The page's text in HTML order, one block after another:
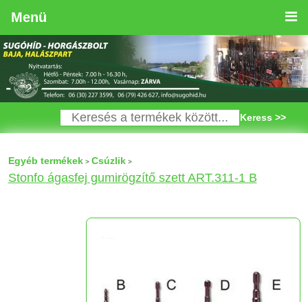
Menü
Keress >>
Egyéb termékek> Csúzlik>
Stonfo ágasfej gumirögzítő szett ART.311-1 B